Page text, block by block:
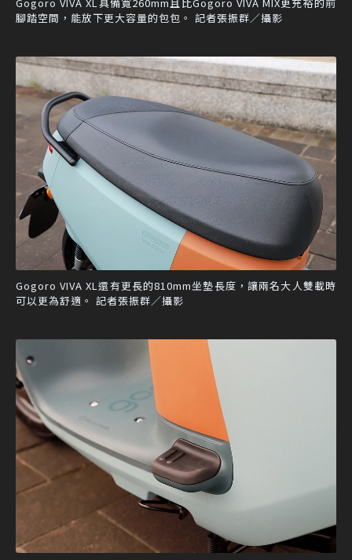
腳踏空間，能放下更大容量的包包。 記者張振群／攝影
Gogoro VIVA XL還有更長的810mm坐墊長度，讓兩名大人雙載時
可以更為舒適。 記者張振群／攝影